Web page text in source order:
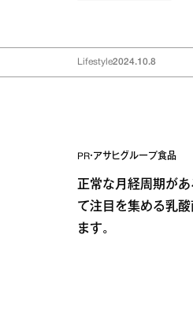
Lifestyle2024.10.8
PR・アサヒグループ食品
正常な月経周期が
て注目を集める乳
ます。